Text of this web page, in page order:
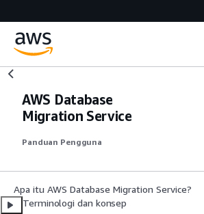
AWS Database
Migration Service
Panduan Pengguna
Apa itu AWS Database Migration Service?
Terminologi dan konsep